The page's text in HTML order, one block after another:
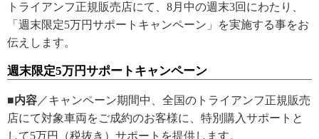
トライアンフ正規販売店にて、8月中の週末3回にわたり、
「週末限定5万円サポートキャンペーン」を実施する事をお
伝えします。
週末限定5万円サポートキャンペーン
■内容 ／キャンペーン期間中、全国のトライアンフ正規販売
店にて対象車両をご成約のお客様に、特別購入サポートと
して5万円（税抜き）サポートを提供します。